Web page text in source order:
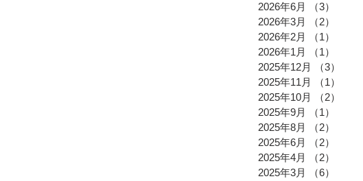
2026年6月
（3）
2026年3月
（2）
2026年2月
（1）
2026年1月
（1）
2025年12月
（3）
2025年11月
（1）
2025年10月
（2）
2025年9月
（1）
2025年8月
（2）
2025年6月
（2）
2025年4月
（2）
2025年3月
（6）